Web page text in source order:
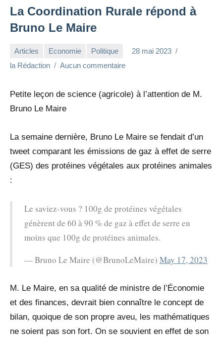
La Coordination Rurale répond à
Bruno Le Maire
Articles Economie Politique
28 mai 2023
la Rédaction
Aucun commentaire
Petite leçon de science (agricole) à l’attention de M.
Bruno Le Maire
La semaine dernière, Bruno Le Maire se fendait d’un
tweet comparant les émissions de gaz à effet de serre
(GES) des protéines végétales aux protéines animales
:
Le saviez-vous ? 100g de protéines végétales
génèrent de 60 à 90 % de gaz à effet de serre en
moins que 100g de protéines animales.
— Bruno Le Maire (@BrunoLeMaire) May 17, 2023
M. Le Maire, en sa qualité de ministre de l’Économie
et des finances, devrait bien connaître le concept de
bilan, quoique de son propre aveu, les mathématiques
ne soient pas son fort. On se souvient en effet de son